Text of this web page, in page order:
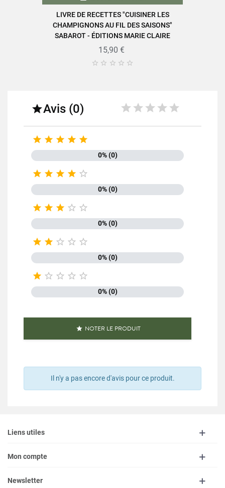
LIVRE DE RECETTES "CUISINER LES
CHAMPIGNONS AU FIL DES SAISONS"
SABAROT - ÉDITIONS MARIE CLAIRE
15,90 €
    
Avis (0)
    
0% (0)
    
0% (0)
    
0% (0)
    
0% (0)
    
0% (0)
 NOTER LE PRODUIT
Il n'y a pas encore d'avis pour ce produit.
Liens utiles
Mon compte
Newsletter